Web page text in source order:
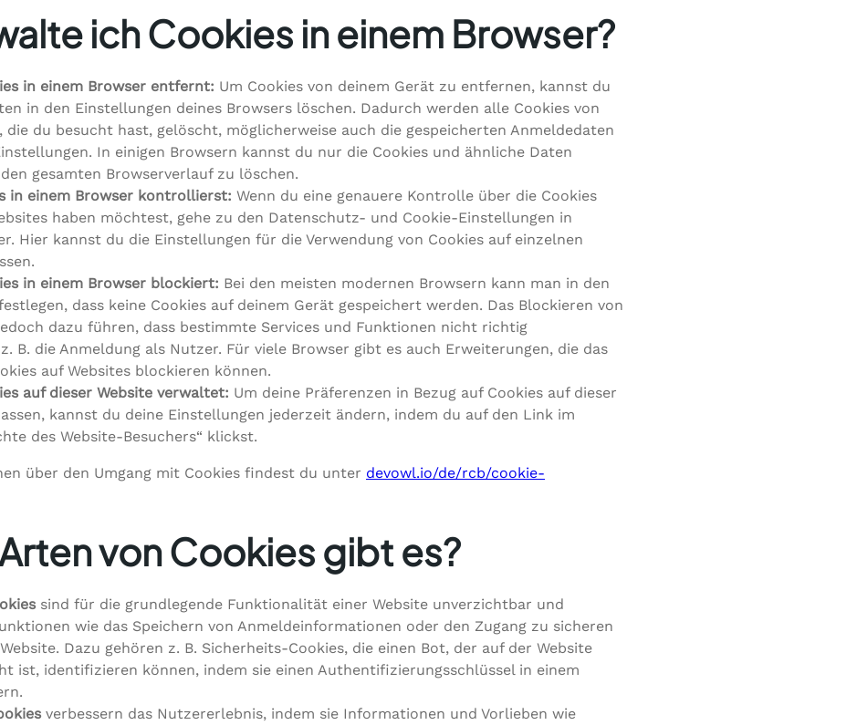
ich Cookies in einem Browser?
in einem Browser entfernt: Um Cookies von deinem Gerät zu entfernen, kannst du
in den Einstellungen deines Browsers löschen. Dadurch werden alle Cookies von
die du besucht hast, gelöscht, möglicherweise auch die gespeicherten Anmeldedaten
In einigen Browsern kannst du nur die Cookies und ähnliche Daten
gesamten Browserverlauf zu löschen.
in einem Browser kontrollierst: Wenn du eine genauere Kontrolle über die Cookies
haben möchtest, gehe zu den Datenschutz- und Cookie-Einstellungen in
Hier kannst du die Einstellungen für die Verwendung von Cookies auf einzelnen
in einem Browser blockiert: Bei den meisten modernen Browsern kann man in den
dass keine Cookies auf deinem Gerät gespeichert werden. Das Blockieren von
dazu führen, dass bestimmte Services und Funktionen nicht richtig
B. die Anmeldung als Nutzer. Für viele Browser gibt es auch Erweiterungen, die das
auf Websites blockieren können.
auf dieser Website verwaltet: Um deine Präferenzen in Bezug auf Cookies auf dieser
kannst du deine Einstellungen jederzeit ändern, indem du auf den Link im
des Website-Besuchers“ klickst.
über den Umgang mit Cookies findest du unter devowl.io/de/rcb/cookie-
von Cookies gibt es?
sind für die grundlegende Funktionalität einer Website unverzichtbar und
wie das Speichern von Anmeldeinformationen oder den Zugang zu sicheren
Dazu gehören z. B. Sicherheits-Cookies, die einen Bot, der auf der Website
ist, identifizieren können, indem sie einen Authentifizierungsschlüssel in einem
verbessern das Nutzererlebnis, indem sie Informationen und Vorlieben wie